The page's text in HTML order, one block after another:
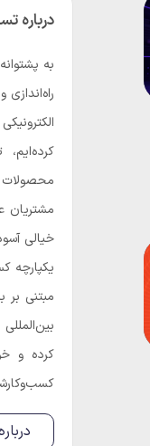
درباره
به
مشتریان
خیالی
مبتنی بر
کرده و